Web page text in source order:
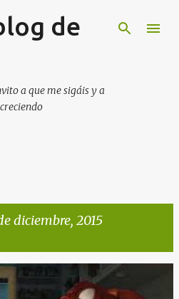
principal
de
a que me sigáis y a
diciembre, 2015